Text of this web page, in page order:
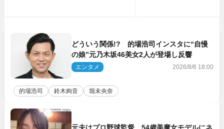
どういう関係!? 的場浩司インスタに“自慢
の娘”元乃木坂46美女2人が登場し反響
エンタメ 2026/8/6 18:00
的場浩司 鈴木絢音 堀未央奈